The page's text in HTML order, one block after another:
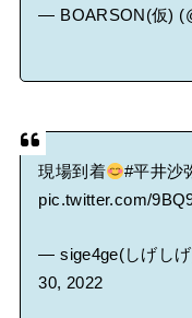
— BOARSON(仮)
現場到着 #平井沙
pic.twitter.com/
— sige4ge(しげし
30, 2022